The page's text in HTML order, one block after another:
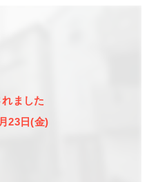
れました
23日(金)